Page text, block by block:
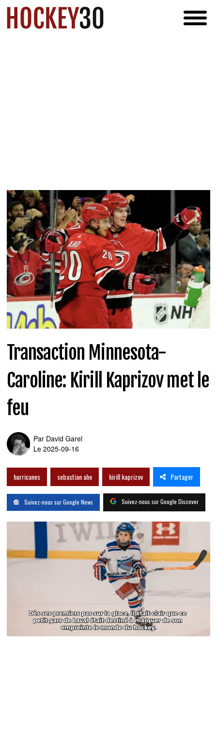
Transaction Minnesota-
Caroline: Kirill Kaprizov met le
feu
Par David Garel
Le 2025-09-16
hurricanes sebastian aho kirill kaprizov Partager
Suivez-nous sur Google News Suivez-nous sur Google Discover